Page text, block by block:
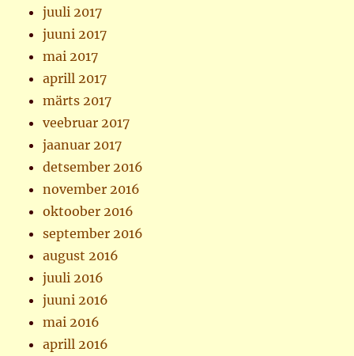
juuli 2017
juuni 2017
mai 2017
aprill 2017
märts 2017
veebruar 2017
jaanuar 2017
detsember 2016
november 2016
oktoober 2016
september 2016
august 2016
juuli 2016
juuni 2016
mai 2016
aprill 2016